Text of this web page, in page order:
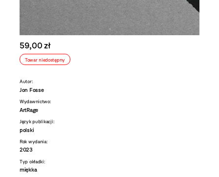
59,00 zł
Towar niedostępny
Autor:
Jon Fosse
Wydawnictwo:
ArtRage
Język publikacji:
polski
Rok wydania:
2023
Typ okładki:
miękka